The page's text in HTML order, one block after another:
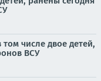
числе двое детей,
ВСУ